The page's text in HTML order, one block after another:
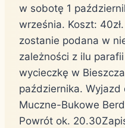
w sobotę 1
września. Koszt:
zostanie podana w
zależności z ilu
wycieczkę w
października. Wyjazd
Muczne-Bukowe
Powrót ok.